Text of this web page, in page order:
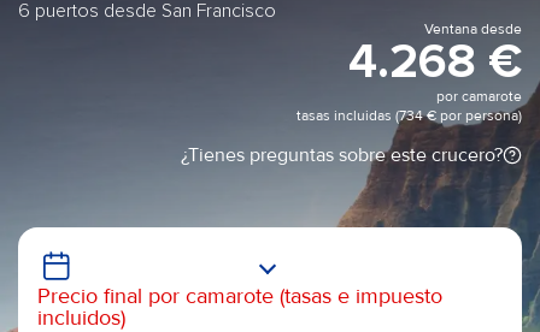
6 puertos desde San Francisco
Ventana desde
4.268 €
por camarote
tasas incluidas (734 € por persona)
¿Tienes preguntas sobre este crucero?
Precio final por camarote (tasas e impuesto
incluidos)